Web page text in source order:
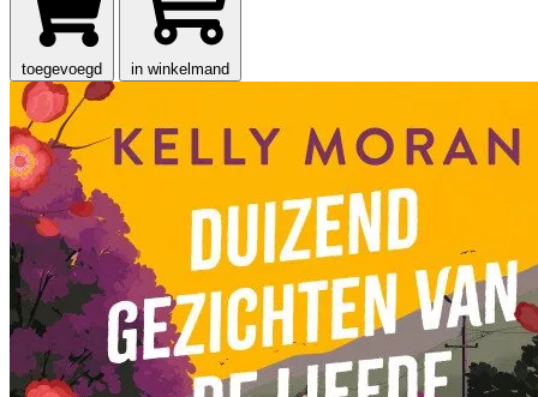
toegevoegd in winkelmand